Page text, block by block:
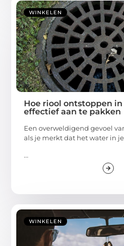
WINKELEN
Hoe riool ontstoppen in
effectief aan te pakken
Een overweldigend gevoel
als je merkt dat het water in je
...
WINKELEN